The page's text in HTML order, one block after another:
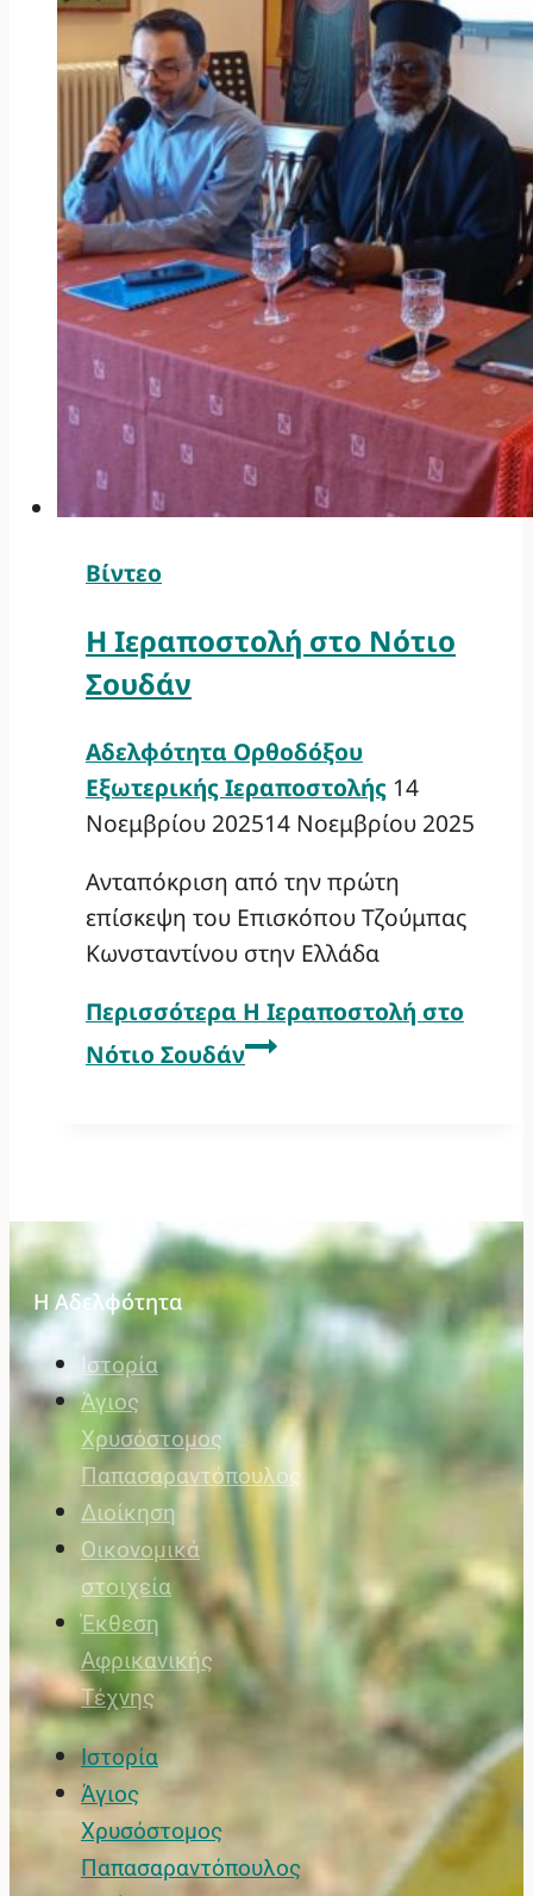
Βίντεο
Η Ιεραποστολή στο Νότιο
Σουδάν
Αδελφότητα Ορθοδόξου
Εξωτερικής Ιεραποστολής 14
Νοεμβρίου 202514 Νοεμβρίου 2025
Ανταπόκριση από την πρώτη
επίσκεψη του Επισκόπου Τζούμπας
Κωνσταντίνου στην Ελλάδα
Περισσότερα Η Ιεραποστολή στο
Νότιο Σουδάν
Η Αδελφότητα
Ιστορία
Άγιος
Χρυσόστομος
Παπασαραντόπουλος
Διοίκηση
Οικονομικά
στοιχεία
Έκθεση
Αφρικανικής
Τέχνης
Ιστορία
Άγιος
Χρυσόστομος
Παπασαραντόπουλος